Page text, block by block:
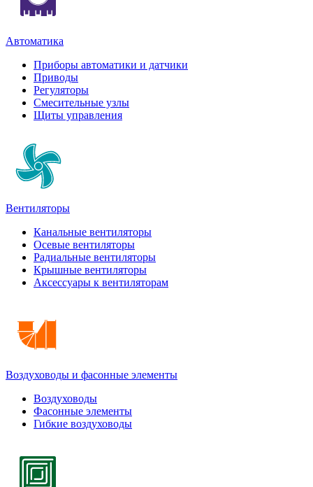
Автоматика
Приборы автоматики и датчики
Приводы
Регуляторы
Смесительные узлы
Щиты управления
Вентиляторы
Канальные вентиляторы
Осевые вентиляторы
Радиальные вентиляторы
Крышные вентиляторы
Аксессуары к вентиляторам
Воздуховоды и фасонные элементы
Воздуховоды
Фасонные элементы
Гибкие воздуховоды